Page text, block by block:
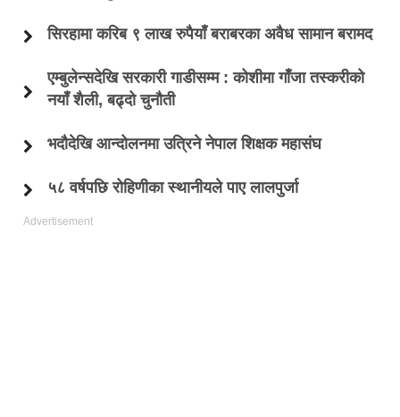
सिरहामा करिब ९ लाख रुपैयाँ बराबरका अवैध सामान बरामद
एम्बुलेन्सदेखि सरकारी गाडीसम्म : कोशीमा गाँजा तस्करीको
नयाँ शैली, बढ्दो चुनौती
भदौदेखि आन्दोलनमा उत्रिने नेपाल शिक्षक महासंघ
५८ वर्षपछि रोहिणीका स्थानीयले पाए लालपुर्जा